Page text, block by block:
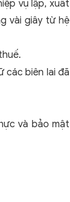
vụ lập, xuất
vài giây từ hệ
các biên lai đã
và bảo mật